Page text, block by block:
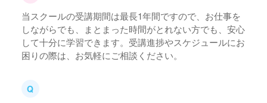
当スクールの受講期間は最長1年間ですので、お仕事を
しながらでも、まとまった時間がとれない方でも、安心
して十分に学習できます。受講進捗やスケジュールにお
困りの際は、お気軽にご相談ください。